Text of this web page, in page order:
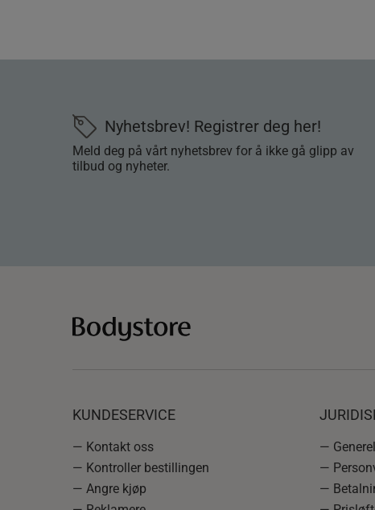
Nyhetsbrev! Registrer deg her!
Meld deg på vårt nyhetsbrev for å ikke gå glipp av
tilbud og nyheter.
KUNDESERVICE
— Kontakt oss
— Kontroller bestillingen
— Angre kjøp
—
—
—